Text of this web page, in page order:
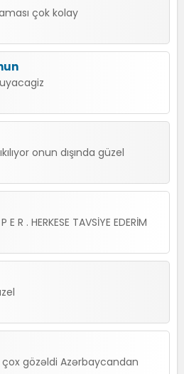
çok kolay
onun dışında güzel
. HERKESE TAVSİYE EDERİM
gözəldi Azərbaycandan